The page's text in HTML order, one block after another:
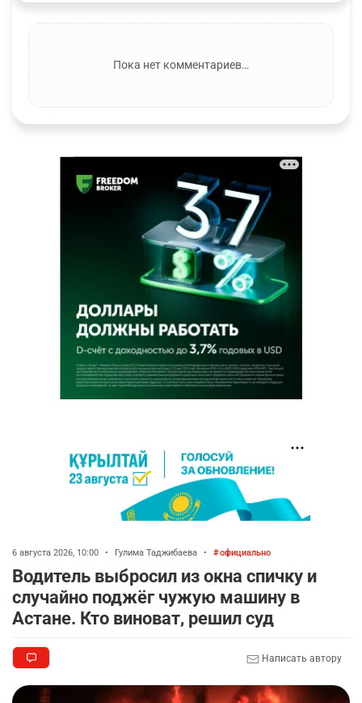
Пока нет комментариев…
6 августа 2026, 10:00 • Гулима Таджибаева • официально
Водитель выбросил из окна спичку и
случайно поджёг чужую машину в
Астане. Кто виноват, решил суд
Написать автору